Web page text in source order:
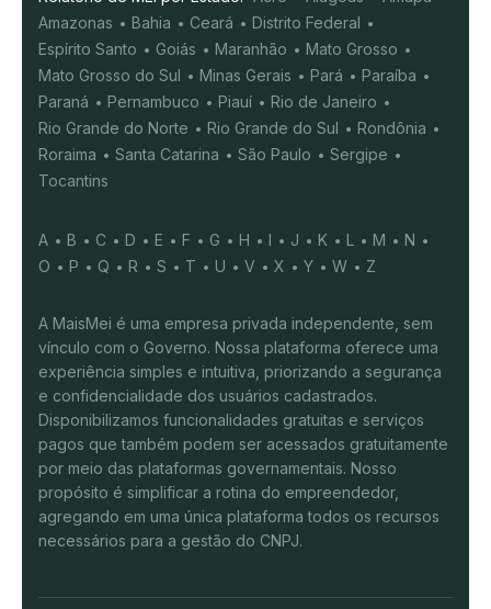
Amazonas
Bahia Ceará
Distrito Federal
Espírito Santo
Goiás Maranhão
Mato Grosso
Mato Grosso do Sul
Minas Gerais Pará
Paraíba
Paraná
Pernambuco Piauí
Rio de Janeiro
Rio Grande do Norte
Rio Grande do Sul
Rondônia
Roraima
Santa Catarina São Paulo
Sergipe
Tocantins
A B C D E F G H I J K L M
N
O
P Q R S T U V X Y W Z
A MaisMei é uma empresa privada independente, sem
vínculo com o Governo. Nossa plataforma oferece uma
experiência simples e intuitiva, priorizando a segurança
e confidencialidade dos usuários cadastrados.
Disponibilizamos funcionalidades gratuitas e serviços
pagos que também podem ser acessados gratuitamente
por meio das plataformas governamentais. Nosso
propósito é simplificar a rotina do empreendedor,
agregando em uma única plataforma todos os recursos
necessários para a gestão do CNPJ.